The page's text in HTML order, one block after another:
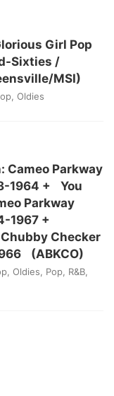
Girl Pop
Sixties /
MSI)
Oldies
Cameo Parkway
1964 + You
Parkway
1967 +
Chubby Checker
(ABKCO)
Oldies Pop R&B